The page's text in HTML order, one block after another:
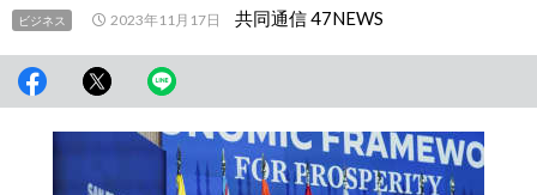
ビジネス 2023年11月17日 共同通信 47NEWS